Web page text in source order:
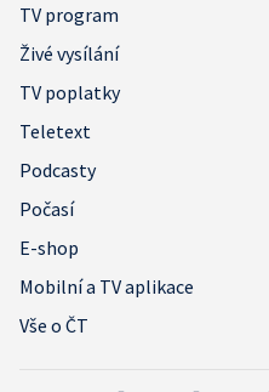
TV program
Živé vysílání
TV poplatky
Teletext
Podcasty
Počasí
E-shop
Mobilní a TV aplikace
Vše o ČT